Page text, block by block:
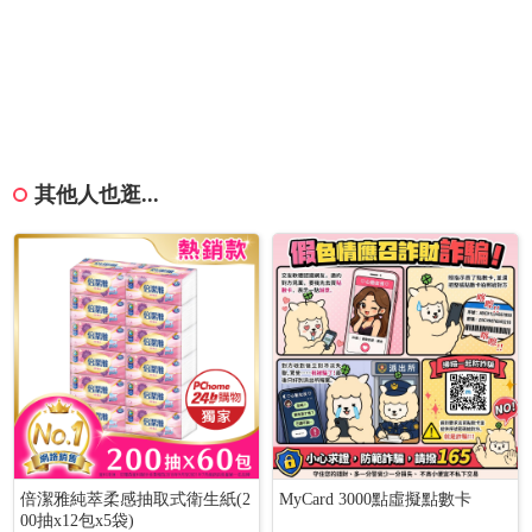
其他人也逛...
倍潔雅純萃柔感抽取式衛生紙(2
00抽x12包x5袋)
MyCard 3000點虛擬點數卡